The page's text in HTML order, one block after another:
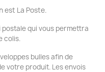
est La Poste.
qui vous permettra
colis.
bulles afin de
votre produit. Les envois